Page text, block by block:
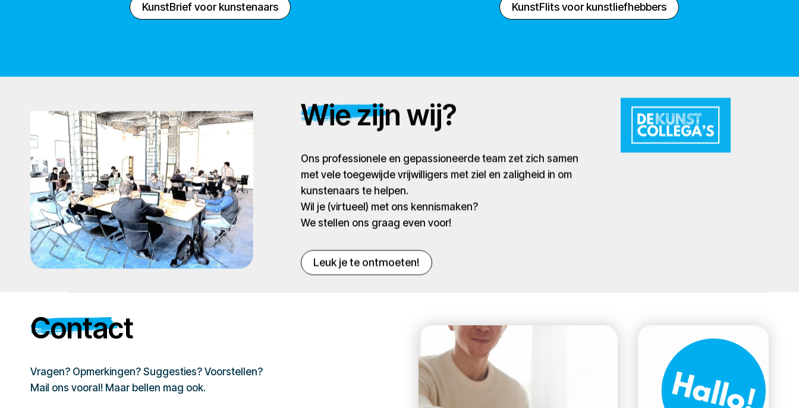
KunstBrief voor kunstenaars KunstFlits voor kunstliefhebbers
Wie zijn wij?
Ons professionele en gepassioneerde team zet zich samen
met vele toegewijde vrijwilligers met ziel en zaligheid in om
kunstenaars te helpen.
Wil je (virtueel) met ons kennismaken?
We stellen ons graag even voor!
Leuk je te ontmoeten!
Contact
Vragen? Opmerkingen? Suggesties? Voorstellen?
Mail ons vooral! Maar bellen mag ook.